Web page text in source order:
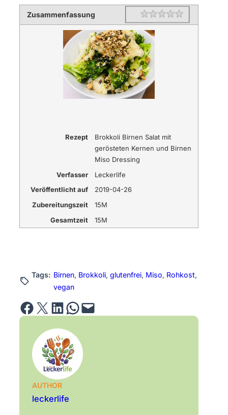
Zusammenfassung Rating 1 star
2 stars
3 stars
4 stars
5 stars
Rezept
Brokkoli Birnen Salat mit
gerösteten Kernen und Birnen
Miso Dressing
Verfasser
Leckerlife
Veröffentlicht auf
2019-04-26
Zubereitungszeit
15M
Gesamtzeit
15M
Tags: Birnen, Brokkoli, glutenfrei, Miso, Rohkost
vegan
Share on Facebook Email this Page Share on LinkedIn Share on WhatsApp Email this Page
AUTHOR
leckerlife